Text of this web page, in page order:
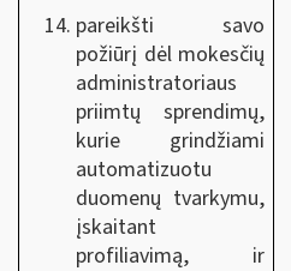
pareikšti savo
požiūrį dėl mokesčių
administratoriaus
priimtų sprendimų,
kurie grindžiami
automatizuotu
duomenų tvarkymu,
įskaitant
profiliavimą, ir